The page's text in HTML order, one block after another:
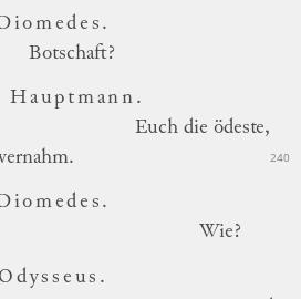
Botschaft?
Hauptmann.
Euch die ödeste,
240
Wie?
Odysseus.